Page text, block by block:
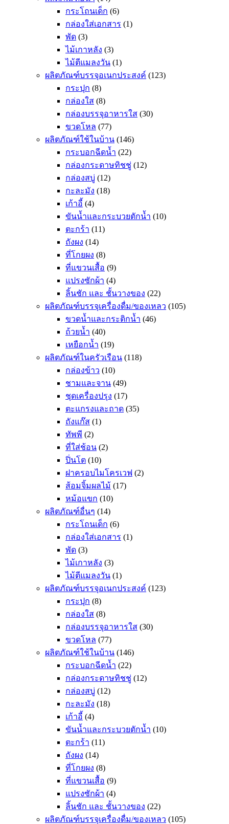
กระโถนเด็ก (6)
กล่องใส่เอกสาร (1)
พัด (3)
ไม้เกาหลัง (3)
ไม้ตีแมลงวัน (1)
ผลิตภัณฑ์บรรจุอเนกประสงค์ (123)
กระปุก (8)
กล่องใส (8)
กล่องบรรจุอาหารใส (30)
ขวดโหล (77)
ผลิตภัณฑ์ใช้ในบ้าน (146)
กระบอกฉีดน้ำ (22)
กล่องกระดาษทิชชู่ (12)
กล่องสบู่ (12)
กะละมัง (18)
เก้าอี้ (4)
ขันน้ำและกระบวยตักน้ำ (10)
ตะกร้า (11)
ถังผง (14)
ที่โกยผง (8)
ที่แขวนเสื้อ (9)
แปรงซักผ้า (4)
ลิ้นชัก และ ชั้นวางของ (22)
ผลิตภัณฑ์บรรจุเครื่องดื่ม/ของเหลว (105)
ขวดน้ำและกระติกน้ำ (46)
ถ้วยน้ำ (40)
เหยือกน้ำ (19)
ผลิตภัณฑ์ในครัวเรือน (118)
กล่องข้าว (10)
ชามและจาน (49)
ชุดเครื่องปรุง (17)
ตะแกรงและถาด (35)
ถังแก๊ส (1)
ทัพพี (2)
ที่ใส่ช้อน (2)
ปิ่นโต (10)
ฝาครอบไมโครเวฟ (2)
ส้อมจิ้มผลไม้ (17)
หม้อแขก (10)
ผลิตภัณฑ์อื่นๆ (14)
กระโถนเด็ก (6)
กล่องใส่เอกสาร (1)
พัด (3)
ไม้เกาหลัง (3)
ไม้ตีแมลงวัน (1)
ผลิตภัณฑ์บรรจุอเนกประสงค์ (123)
กระปุก (8)
กล่องใส (8)
กล่องบรรจุอาหารใส (30)
ขวดโหล (77)
ผลิตภัณฑ์ใช้ในบ้าน (146)
กระบอกฉีดน้ำ (22)
กล่องกระดาษทิชชู่ (12)
กล่องสบู่ (12)
กะละมัง (18)
เก้าอี้ (4)
ขันน้ำและกระบวยตักน้ำ (10)
ตะกร้า (11)
ถังผง (14)
ที่โกยผง (8)
ที่แขวนเสื้อ (9)
แปรงซักผ้า (4)
ลิ้นชัก และ ชั้นวางของ (22)
ผลิตภัณฑ์บรรจุเครื่องดื่ม/ของเหลว (105)